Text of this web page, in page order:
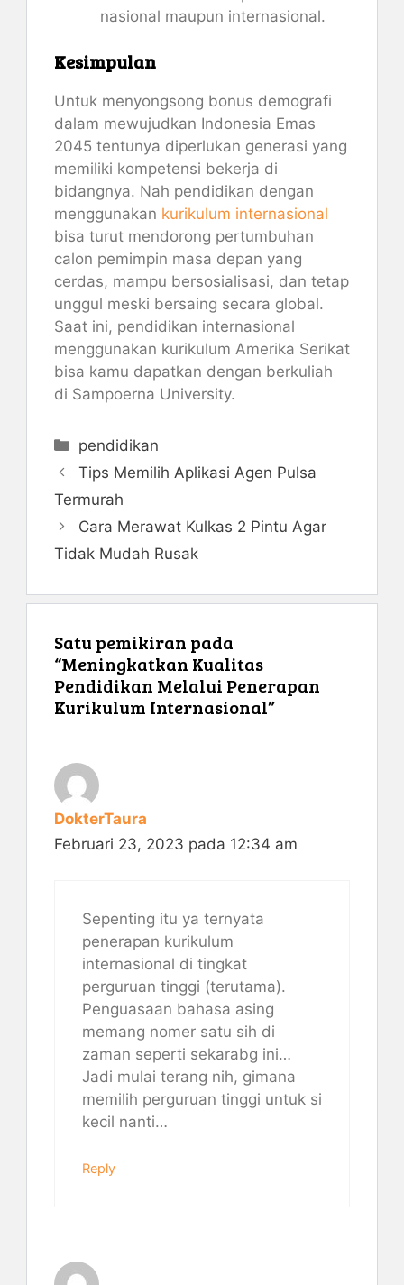
nasional maupun internasional.
Kesimpulan
Untuk menyongsong bonus demografi
dalam mewujudkan Indonesia Emas
2045 tentunya diperlukan generasi yang
memiliki kompetensi bekerja di
bidangnya. Nah pendidikan dengan
menggunakan kurikulum internasional
bisa turut mendorong pertumbuhan
calon pemimpin masa depan yang
cerdas, mampu bersosialisasi, dan tetap
unggul meski bersaing secara global.
Saat ini, pendidikan internasional
menggunakan kurikulum Amerika Serikat
bisa kamu dapatkan dengan berkuliah
di Sampoerna University.
Kategori
pendidikan
Tips Memilih Aplikasi Agen Pulsa
Termurah
Cara Merawat Kulkas 2 Pintu Agar
Tidak Mudah Rusak
Satu pemikiran pada
“Meningkatkan Kualitas
Pendidikan Melalui Penerapan
Kurikulum Internasional”
DokterTaura
Februari 23, 2023 pada 12:34 am
Sepenting itu ya ternyata
penerapan kurikulum
internasional di tingkat
perguruan tinggi (terutama).
Penguasaan bahasa asing
memang nomer satu sih di
zaman seperti sekarabg ini…
Jadi mulai terang nih, gimana
memilih perguruan tinggi untuk si
kecil nanti…
Reply